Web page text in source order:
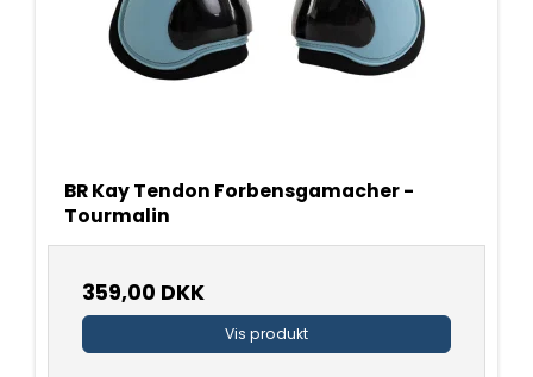
BR Kay Tendon Forbensgamacher -
Tourmalin
359,00 DKK
Vis produkt